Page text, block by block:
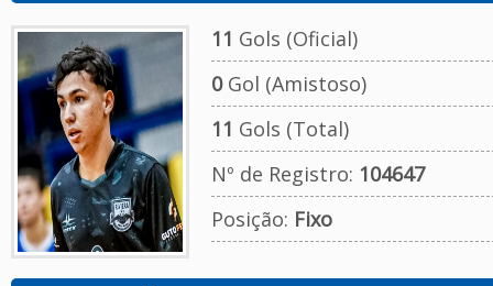
11 Gols (Oficial)
0Gol (Amistoso)
11 Gols (Total)
Nº de Registro: 104647
Posição: Fixo